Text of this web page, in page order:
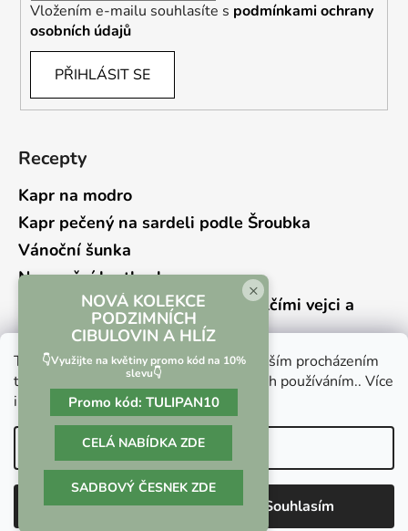
Tento web používá soubory cookie. Dalším procházením
tohoto webu vyjadřujete souhlas s jejich používáním.. Více
informacízde.
Nastavení
Odmítnout Souhlasím
Vložením e-mailu souhlasíte s podmínkami ochrany
osobních údajů
PŘIHLÁSIT SE
Recepty
Kapr na modro
Kapr pečený na sardeli podle Šroubka
Vánoční šunka
Novoroční hrstkovka
Lehký bramborový salát s křepelčími vejci a
kyselou okurkou
Vrácení zboží a reklamace Kontaktní formulář
Vytvořil Shoptet
Copyright 2026Culina Botanica
. Všechna práva
×
NOVÁ KOLEKCE
PODZIMNÍCH
CIBULOVIN A HLÍZ
👇Využijte na květiny promo kód na 10%
slevu👇
Promo kód: TULIPAN10
CELÁ NABÍDKA ZDE
SADBOVÝ ČESNEK ZDE